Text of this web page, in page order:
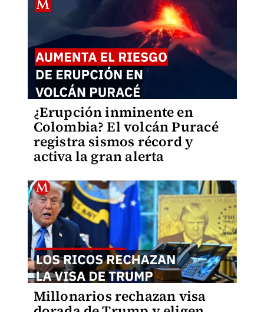
¿Erupción inminente en
Colombia? El volcán Puracé
registra sismos récord y
activa la gran alerta
Millonarios rechazan visa